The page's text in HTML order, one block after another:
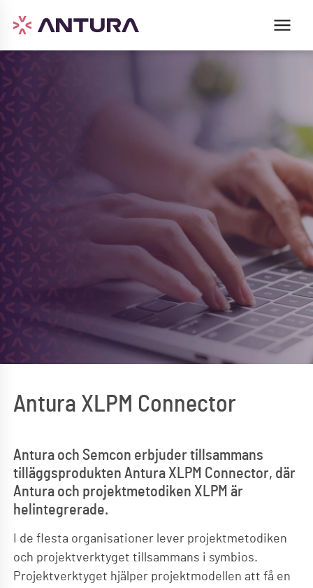
Antura XLPM Connector
Antura och Semcon erbjuder tillsammans
tilläggsprodukten Antura XLPM Connector, där
Antura och projektmetodiken XLPM är
helintegrerade.
I de flesta organisationer lever projektmetodiken
och projektverktyget tillsammans i symbios.
Projektverktyget hjälper projektmodellen att få en